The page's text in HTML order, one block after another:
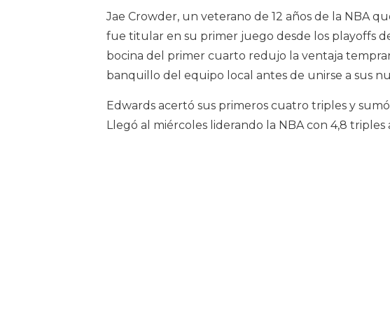
Jae Crowder, un veterano de 12 años de la NBA
fue titular en su primer juego desde los playoffs
bocina del primer cuarto redujo la ventaja
banquillo del equipo local antes de unirse a sus
Edwards acertó sus primeros cuatro triples y
Llegó al miércoles liderando la NBA con 4,8